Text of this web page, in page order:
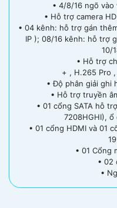
• 4/8/16 ngõ
• Hỗ trợ camera
• 04 kênh: hỗ trợ gán
IP ); 08/16 kênh: hỗ trợ
10/
• Hỗ trợ
+ , H.265 Pro
• Độ phân giải ghi
• Hỗ trợ truyền
• 01 cổng SATA hỗ
7208HGHI), ổ
• 01 cổng HDMI và 01
• 01 Cổng
• 02
•